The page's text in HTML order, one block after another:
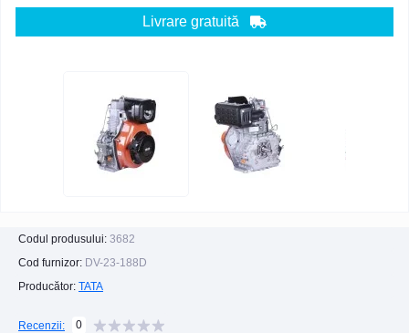
Livrare gratuită
Codul produsului: 3682
Cod furnizor: DV-23-188D
Producător: TATA
Recenzii: 0